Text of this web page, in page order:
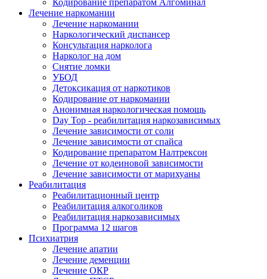
Кодирование препаратом Алгоминал
Лечение наркомании
Лечение наркомании
Наркологический диспансер
Консультация нарколога
Нарколог на дом
Снятие ломки
УБОД
Детоксикация от наркотиков
Кодирование от наркомании
Анонимная наркологическая помощь
Day Top - реабилитация наркозависимых
Лечение зависимости от соли
Лечение зависимости от спайса
Кодирование препаратом Налтрексон
Лечение от кодеиновой зависимости
Лечение зависимости от марихуаны
Реабилитация
Реабилитационный центр
Реабилитация алкоголиков
Реабилитация наркозависимых
Программа 12 шагов
Психиатрия
Лечение апатии
Лечение деменции
Лечение ОКР